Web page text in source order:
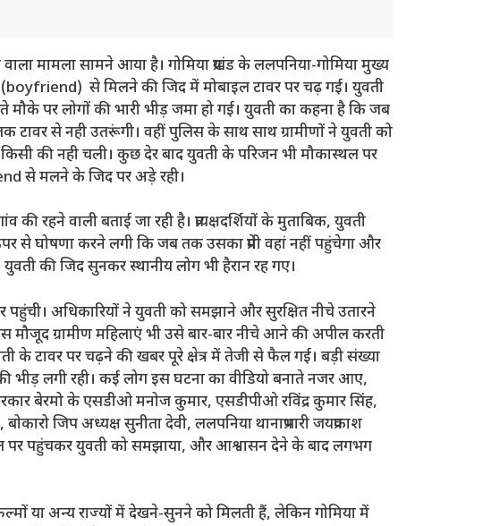
मामला सामने आया है। गोमिया प्रखंड के ललपनिया-गोमिया मुख्य
(boyfriend) से मिलने की जिद में मोबाइल टावर पर चढ़ गई। युवती
पर लोगों की भारी भीड़ जमा हो गई। युवती का कहना है कि जब
से नही उतरूंगी। वहीं पुलिस के साथ साथ ग्रामीणों ने युवती को
की नही चली। कुछ देर बाद युवती के परिजन भी मौकास्थल पर
से मलने के जिद पर अड़े रही।
रहने वाली बताई जा रही है। प्रत्यक्षदर्शियों के मुताबिक, युवती
से घोषणा करने लगी कि जब तक उसका प्रेमी वहां नहीं पहुंचेगा और
की जिद सुनकर स्थानीय लोग भी हैरान रह गए।
अधिकारियों ने युवती को समझाने और सुरक्षित नीचे उतारने
ग्रामीण महिलाएं भी उसे बार-बार नीचे आने की अपील करती
के टावर पर चढ़ने की खबर पूरे क्षेत्र में तेजी से फैल गई। बड़ी संख्या
भीड़ लगी रही। कई लोग इस घटना का वीडियो बनाते नजर आए,
बेरमो के एसडीओ मनोज कुमार, एसडीपीओ रविंद्र कुमार सिंह,
जिप अध्यक्ष सुनीता देवी, ललपनिया थानाप्रभारी जयप्रकाश
पर पहुंचकर युवती को समझाया, और आश्वासन देने के बाद लगभग
या अन्य राज्यों में देखने-सुनने को मिलती हैं, लेकिन गोमिया में